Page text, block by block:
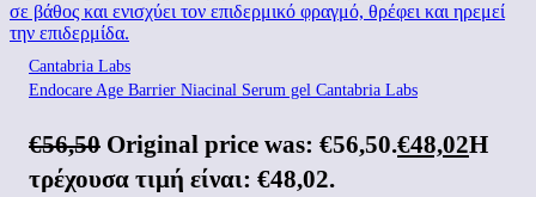
Cantabria Labs
Endocare Age Barrier Niacinal Serum gel Cantabria Labs
€56,50 Original price was: €56,50.€48,02Η
τρέχουσα τιμή είναι: €48,02.